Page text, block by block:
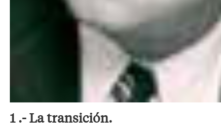
1 .- La transición.